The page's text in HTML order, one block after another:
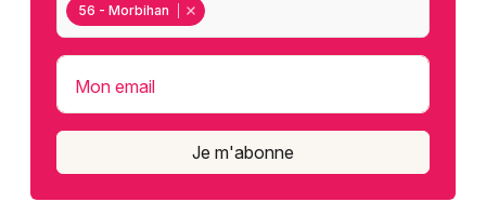
56 - Morbihan
Mon email
Je m'abonne